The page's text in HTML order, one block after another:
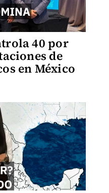
40 por
de
en México